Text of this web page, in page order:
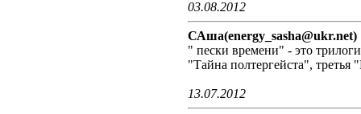
03.08.2012
САша(energy_sasha@ukr.net)
" пески времени" - это
"Тайна полтергейста", третья
13.07.2012